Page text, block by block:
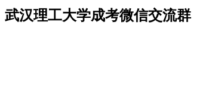
武汉理工大学成考微信交流群